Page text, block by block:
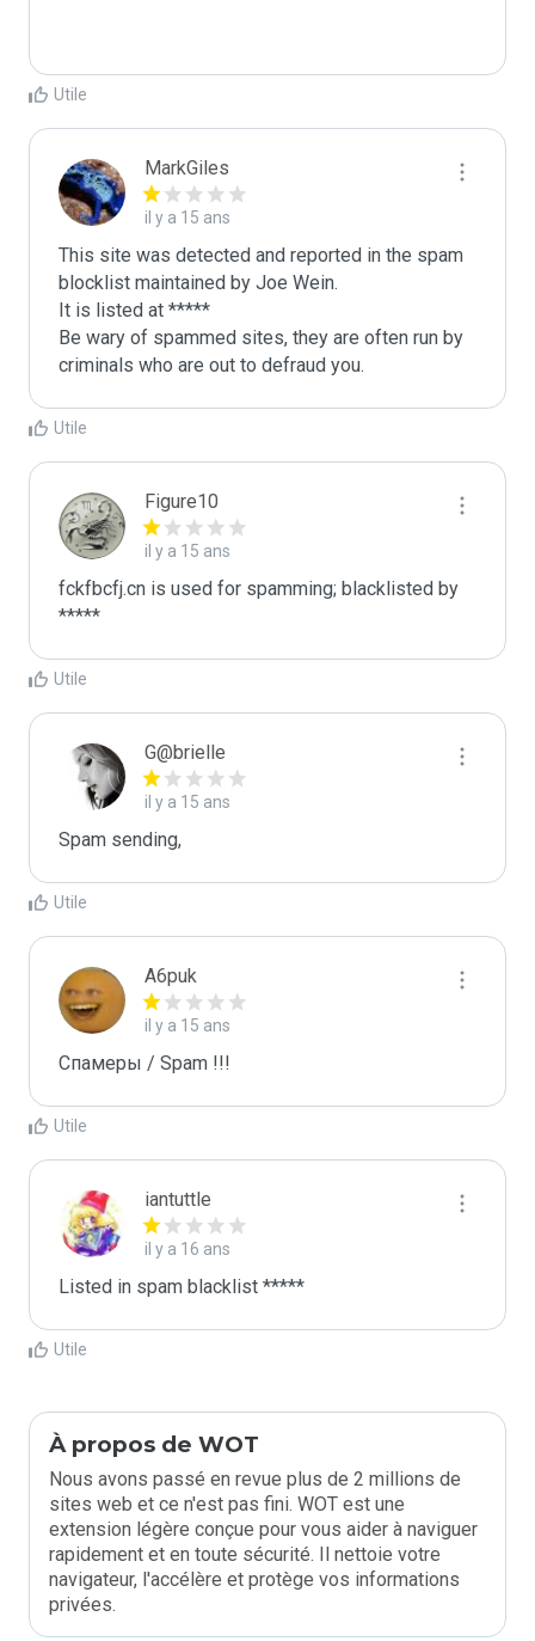
Utile
MarkGiles
il y a 15 ans
This site was detected and reported in the spam
blocklist maintained by Joe Wein.
It is listed at *****
Be wary of spammed sites, they are often run by
criminals who are out to defraud you.
Utile
Figure10
il y a 15 ans
fckfbcfj.cn is used for spamming; blacklisted by
*****
Utile
G@brielle
il y a 15 ans
Spam sending,
Utile
A6puk
il y a 15 ans
Спамеры / Spam !!!
Utile
iantuttle
il y a 16 ans
Listed in spam blacklist *****
Utile
À propos de WOT
Nous avons passé en revue plus de 2 millions de
sites web et ce n'est pas fini. WOT est une
extension légère conçue pour vous aider à naviguer
rapidement et en toute sécurité. Il nettoie votre
navigateur, l'accélère et protège vos informations
privées.